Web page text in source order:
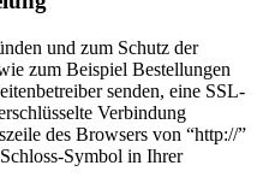
und zum Schutz der
zum Beispiel Bestellungen
senden, eine SSL-
Verbindung
des Browsers von “http://”
Symbol in Ihrer